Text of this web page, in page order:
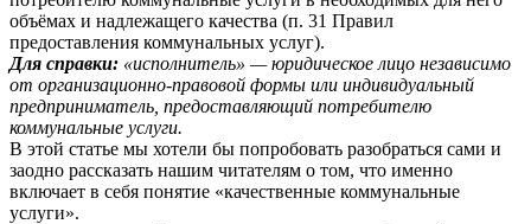
объёмах и надлежащего качества (п. 31 Правил
предоставления коммунальных услуг).
Для справки: «исполнитель» — юридическое лицо независимо
от организационно-правовой формы или индивидуальный
предприниматель, предоставляющий потребителю
коммунальные услуги.
В этой статье мы хотели бы попробовать разобраться сами и
заодно рассказать нашим читателям о том, что именно
включает в себя понятие «качественные коммунальные
услуги».